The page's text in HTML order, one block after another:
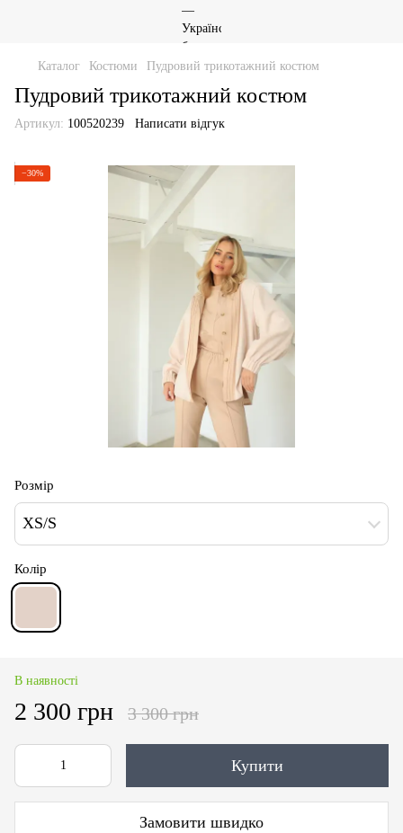
Каталог Костюми Пудровий трикотажний костюм
Пудровий трикотажний костюм
Артикул: 100520239 Написати відгук
−30%
Розмір
XS/S
Колір
В наявності
2 300 грн 3 300 грн
Купити
Замовити швидко